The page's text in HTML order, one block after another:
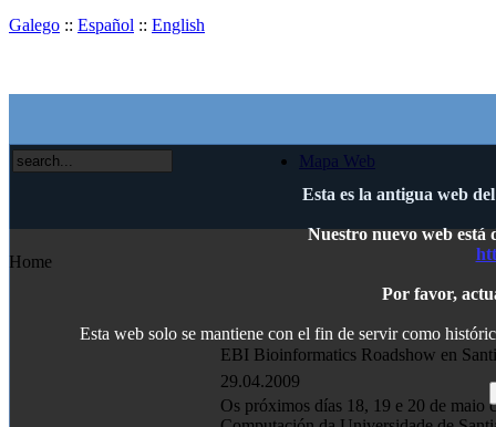
Esta es la antigua web
Nuestro nuevo web está
Por favor,
Esta web solo se mantiene con el fin de servir como
Galego :: Español :: English
Mapa Web
Home
EBI Bioinformatics Roadshow en
29.04.2009
Os próximos días 18, 19 e 20 de maio